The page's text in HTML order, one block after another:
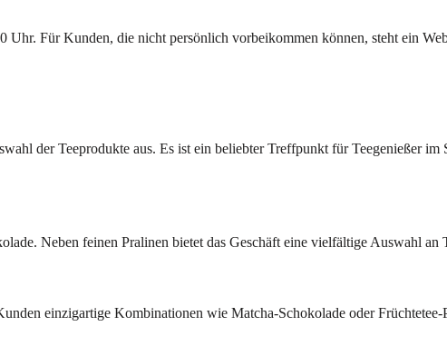
Für Kunden, die nicht persönlich vorbeikommen können, steht ein
der Teeprodukte aus. Es ist ein beliebter Treffpunkt für Teegenießer
Neben feinen Pralinen bietet das Geschäft eine vielfältige Auswahl an
einzigartige Kombinationen wie Matcha-Schokolade oder